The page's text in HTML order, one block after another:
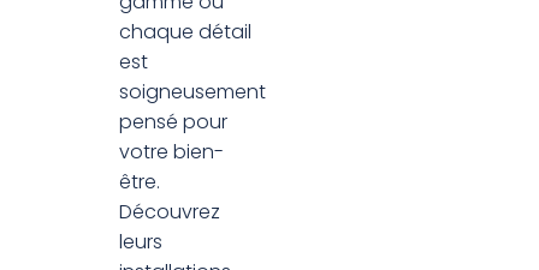
chaque détail
est
soigneusement
pensé pour
votre bien-
être.
Découvrez
leurs